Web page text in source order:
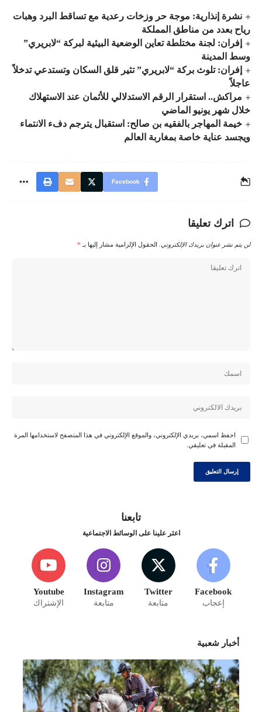
نشرة إنذارية: موجة حر وزخات رعدية مع تساقط البرد وهبات
رياح بعدد من مناطق المملكة
إفران: لجنة مختلطة تعاين الوضعية البيئية لبركة “لابريري”
وسط المدينة
إفران: تلوث بركة “لابريري” تثير قلق السكان وتستدعي تدخلاً
عاجلاً
مراكش.. استقرار الرقم الاستدلالي للأثمان عند الاستهلاك
خلال شهر يونيو الماضي
خيمة المهاجر بالفقيه بن صالح: استقبال يترجم دفء الانتماء
ويجسد عناية خاصة بمغاربة العالم
Facebook
اترك تعليقا
لن يتم نشر عنوان بريدك الإلكتروني. الحقول الإلزامية مشار إليها بـ *
احفظ اسمي، بريدي الإلكتروني، والموقع الإلكتروني في هذا المتصفح لاستخدامها المرة
المقبلة في تعليقي.
تابعنا
اعثر علينا على الوسائط الاجتماعية
Facebook
إعجاب
Twitter
متابعة
Instagram
متابعة
Youtube
الإشتراك
أخبار شعبية